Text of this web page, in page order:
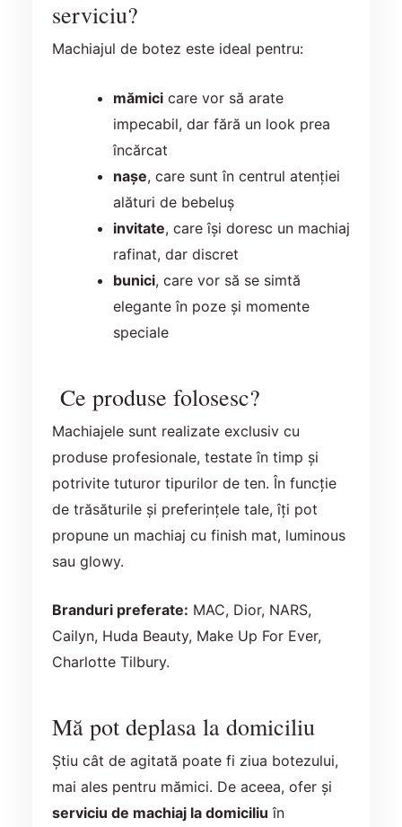
serviciu?
Machiajul de botez este ideal pentru:
mămici care vor să arate
impecabil, dar fără un look prea
încărcat
nașe, care sunt în centrul atenției
alături de bebeluș
invitate, care își doresc un machiaj
rafinat, dar discret
bunici, care vor să se simtă
elegante în poze și momente
speciale
Ce produse folosesc?
Machiajele sunt realizate exclusiv cu
produse profesionale, testate în timp și
potrivite tuturor tipurilor de ten. În funcție
de trăsăturile și preferințele tale, îți pot
propune un machiaj cu finish mat, luminous
sau glowy.
Branduri preferate: MAC, Dior, NARS,
Cailyn, Huda Beauty, Make Up For Ever,
Charlotte Tilbury.
Mă pot deplasa la domiciliu
Știu cât de agitată poate fi ziua botezului,
mai ales pentru mămici. De aceea, ofer și
serviciu de machiaj la domiciliu în